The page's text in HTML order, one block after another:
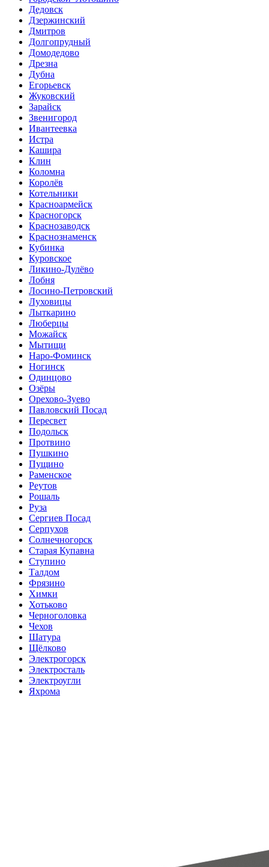
Дедовск
Дзержинский
Дмитров
Долгопрудный
Домодедово
Дрезна
Дубна
Егорьевск
Жуковский
Зарайск
Звенигород
Ивантеевка
Истра
Кашира
Клин
Коломна
Королёв
Котельники
Красноармейск
Красногорск
Краснозаводск
Краснознаменск
Кубинка
Куровское
Ликино-Дулёво
Лобня
Лосино-Петровский
Луховицы
Лыткарино
Люберцы
Можайск
Мытищи
Наро-Фоминск
Ногинск
Одинцово
Озёры
Орехово-Зуево
Павловский Посад
Пересвет
Подольск
Протвино
Пушкино
Пущино
Раменское
Реутов
Рошаль
Руза
Сергиев Посад
Серпухов
Солнечногорск
Старая Купавна
Ступино
Талдом
Фрязино
Химки
Хотьково
Черноголовка
Чехов
Шатура
Щёлково
Электрогорск
Электросталь
Электроугли
Яхрома